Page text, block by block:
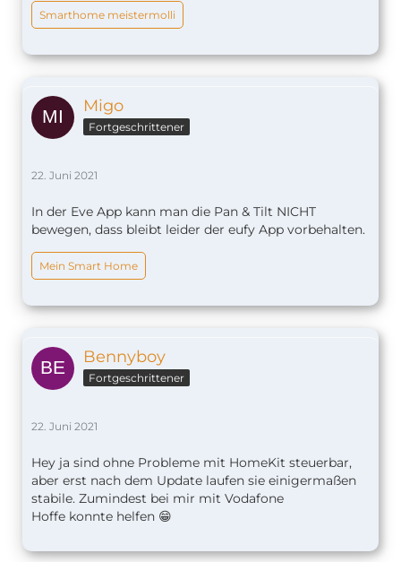
Smarthome meistermolli
Migo
Fortgeschrittener
22. Juni 2021
In der Eve App kann man die Pan & Tilt NICHT
bewegen, dass bleibt leider der eufy App vorbehalten.
Mein Smart Home
Bennyboy
Fortgeschrittener
22. Juni 2021
Hey ja sind ohne Probleme mit HomeKit steuerbar,
aber erst nach dem Update laufen sie einigermaßen
stabile. Zumindest bei mir mit Vodafone
Hoffe konnte helfen 😁